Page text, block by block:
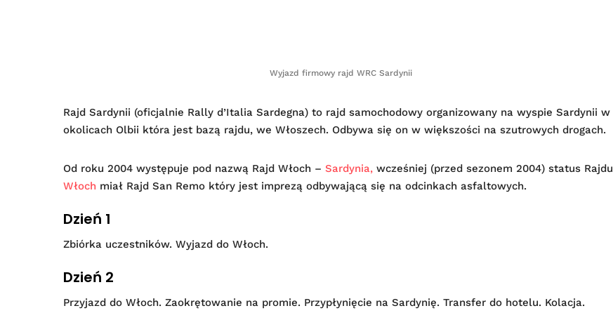
Wyjazd firmowy rajd WRC Sardynii
Rajd Sardynii (oficjalnie Rally d’Italia Sardegna) to rajd samochodowy organizowany na wyspie Sardynii w
okolicach Olbii która jest bazą rajdu, we Włoszech. Odbywa się on w większości na szutrowych drogach.
Od roku 2004 występuje pod nazwą Rajd Włoch – Sardynia, wcześniej (przed sezonem 2004) status Rajdu
Włoch miał Rajd San Remo który jest imprezą odbywającą się na odcinkach asfaltowych.
Dzień 1
Zbiórka uczestników. Wyjazd do Włoch.
Dzień 2
Przyjazd do Włoch. Zaokrętowanie na promie. Przypłynięcie na Sardynię. Transfer do hotelu. Kolacja.